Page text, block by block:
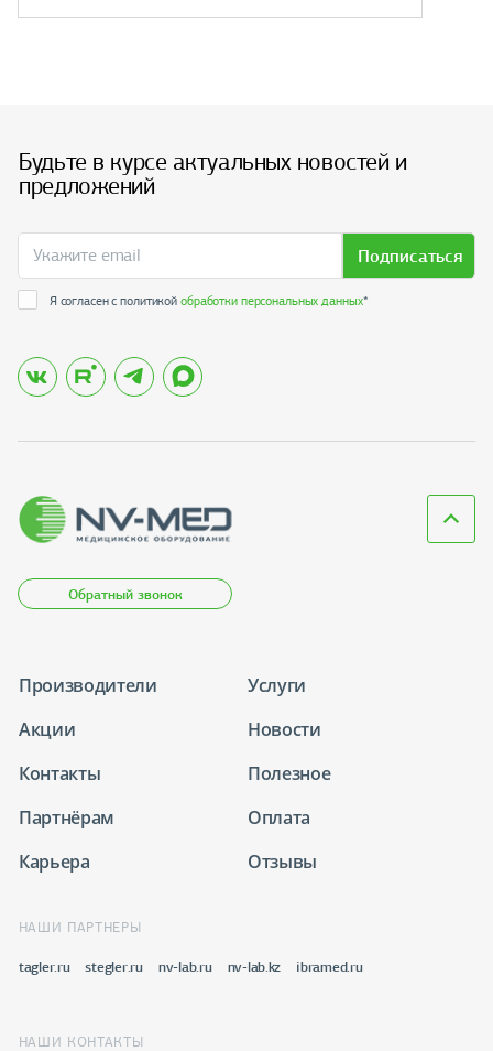
Будьте в курсе актуальных новостей и
предложений
Подписаться
Я согласен с политикойобработки персональных данных*
Обратный звонок
Производители
Услуги
Акции
Новости
Контакты
Полезное
Партнёрам
Оплата
Карьера
Отзывы
НАШИ ПАРТНЕРЫ
tagler.ru stegler.ru nv-lab.ru nv-lab.kz ibramed.ru
НАШИ КОНТАКТЫ